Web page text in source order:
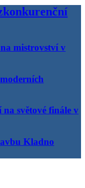
mistrovství v
světové finále v
Kladno